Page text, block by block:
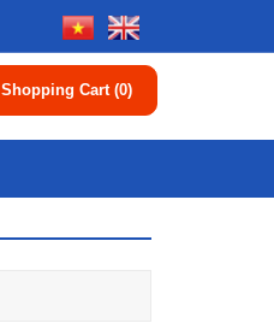
Shopping Cart (0)